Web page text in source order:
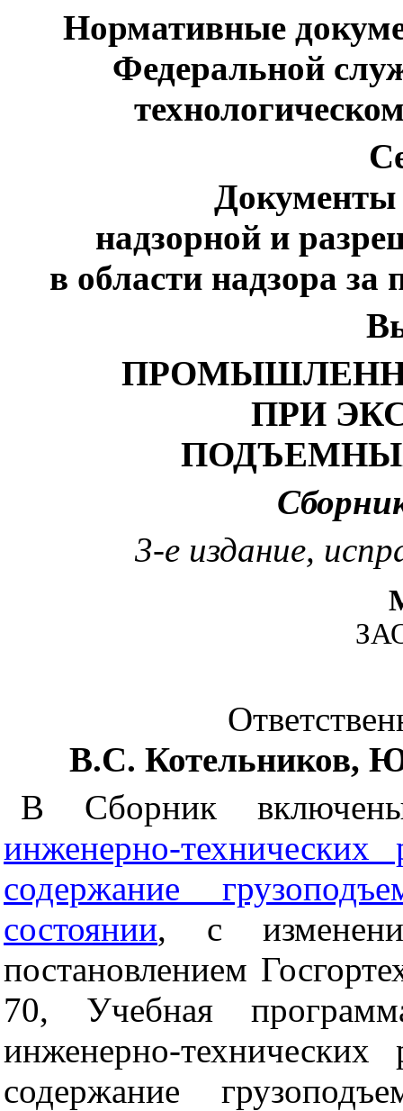
Нормативные
Федеральной
Документы
надзорной и
в области надзора
ПРИ
3-е издание,
B.C.
В Сборник
инженерно-технических
содержание
состоянии, с
постановлением
70, Учебная
инженерно-технических
содержание